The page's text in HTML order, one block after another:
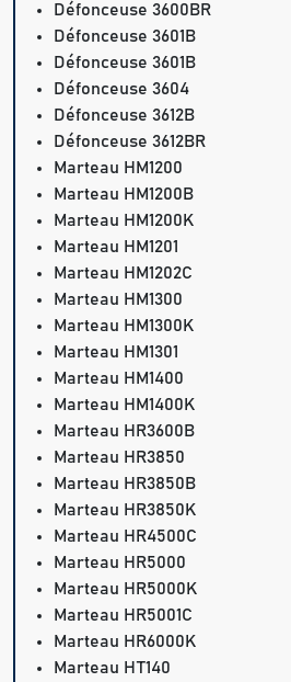
Défonceuse 3600BR
Défonceuse 3601B
Défonceuse 3601B
Défonceuse 3604
Défonceuse 3612B
Défonceuse 3612BR
Marteau HM1200
Marteau HM1200B
Marteau HM1200K
Marteau HM1201
Marteau HM1202C
Marteau HM1300
Marteau HM1300K
Marteau HM1301
Marteau HM1400
Marteau HM1400K
Marteau HR3600B
Marteau HR3850
Marteau HR3850B
Marteau HR3850K
Marteau HR4500C
Marteau HR5000
Marteau HR5000K
Marteau HR5001C
Marteau HR6000K
Marteau HT140